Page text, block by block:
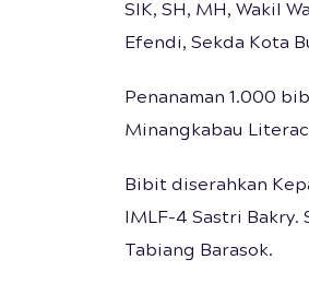
SIK, SH, MH, Wakil
Efendi, Sekda Kota
Penanaman 1.000
Minangkabau
Bibit diserahkan
IMLF-4 Sastri Bakry.
Tabiang Barasok.